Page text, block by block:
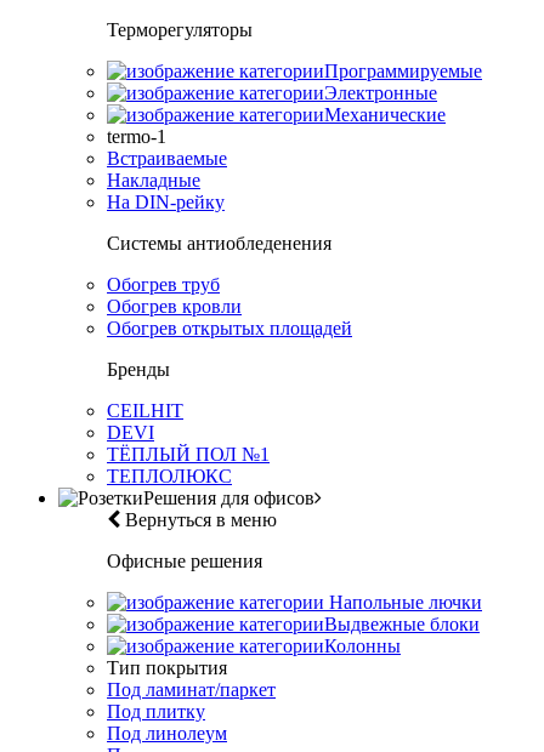
Терморегуляторы
Программируемые
Электронные
Механические
termo-1
Встраиваемые
Накладные
На DIN-рейку
Системы антиобледенения
Обогрев труб
Обогрев кровли
Обогрев открытых площадей
Бренды
CEILHIT
DEVI
ТЁПЛЫЙ ПОЛ №1
ТЕПЛОЛЮКС
Решения для офисов
Вернуться в меню
Офисные решения
Напольные лючки
Выдвежные блоки
Колонны
Тип покрытия
Под ламинат/паркет
Под плитку
Под линолеум